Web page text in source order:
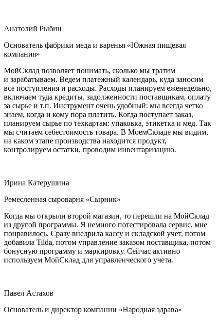
Анатолий Рыбин
Основатель фабрики меда и варенья «Южная пищевая
компания»
МойСклад позволяет понимать, сколько мы тратим
и зарабатываем. Ведем платежный календарь, куда заносим
все поступления и расходы. Расходы планируем еженедельно,
включаем туда кредиты, задолженности поставщикам, оплату
за сырье и т.п. Инструмент очень удобный: мы всегда четко
знаем, когда и кому пора платить. Когда поступает заказ,
планируем сырье по техкартам: упаковка, этикетка и мед. Так
мы считаем себестоимость товара. В МоемСкладе мы видим,
на каком этапе производства находится продукт,
контролируем остатки, проводим инвентаризацию.
Ирина Катерушина
Ремесленная сыроварня «Сырник»
Когда мы открыли второй магазин, то перешли на МойСклад
из другой программы. Я немного потестировала сервис, мне
понравилось. Сразу внедрила кассу и складской учет, потом
добавила Tilda, потом управление заказом поставщика, потом
бонусную программу и маркировку. Сейчас активно
используем МойСклад для управленческого учета.
Павел Астахов
Основатель и директор компании «Народная здрава»